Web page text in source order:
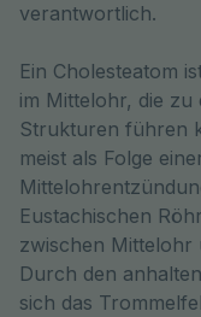
verantwortlich.
Ein Cholesteatom
im Mittelohr, die
Strukturen führen
meist als Folge
Eustachischen
zwischen Mittelohr
Durch den
sich das